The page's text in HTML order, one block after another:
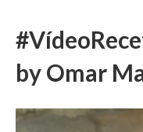
by Omar